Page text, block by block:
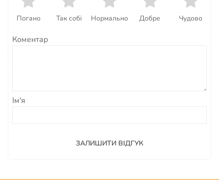
Погано Так собі Нормально Добре Чудово
Коментар
Ім'я
ЗАЛИШИТИ ВІДГУК